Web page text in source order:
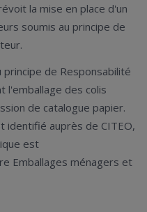
la mise en place d'un
soumis au principe de
principe de Responsabilité
l'emballage des colis
de catalogue papier.
identifié auprès de CITEO,
est
Emballages ménagers et